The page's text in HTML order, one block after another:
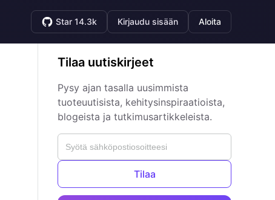
Star 14.3k Kirjaudu sisään Aloita
Tilaa uutiskirjeet
Pysy ajan tasalla uusimmista
tuoteuutisista, kehitysinspiraatioista,
blogeista ja tutkimusartikkeleista.
Tilaa